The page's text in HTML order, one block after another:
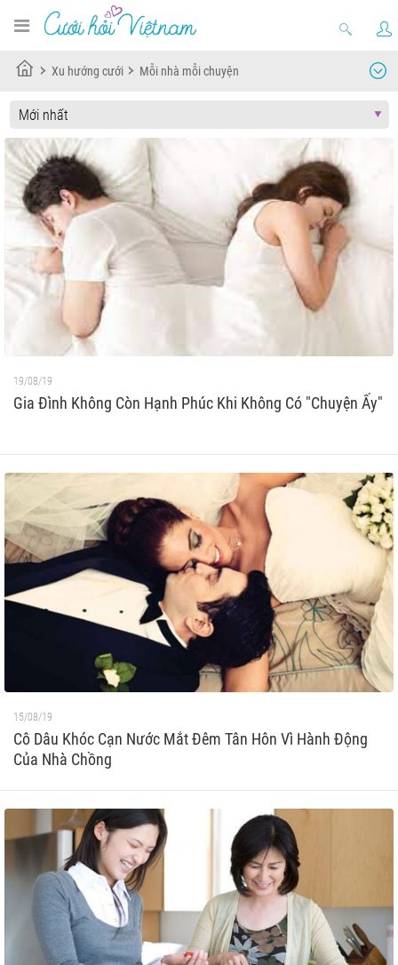
Xu hướng cưới Mỗi nhà mỗi chuyện
19/08/19
Gia Đình Không Còn Hạnh Phúc Khi Không Có "Chuyện Ấy"
15/08/19
Cô Dâu Khóc Cạn Nước Mắt Đêm Tân Hôn Vì Hành Động
Của Nhà Chồng